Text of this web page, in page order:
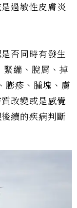
過敏性皮膚炎
否同時有發生
緊繃、脫屑、掉
膨疹、腫塊、膚
改變或是感覺
續的疾病判斷